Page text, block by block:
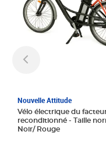
Nouvelle Attitude
Vélo électrique du
reconditionné - Taille normale -
Noir/ Rouge